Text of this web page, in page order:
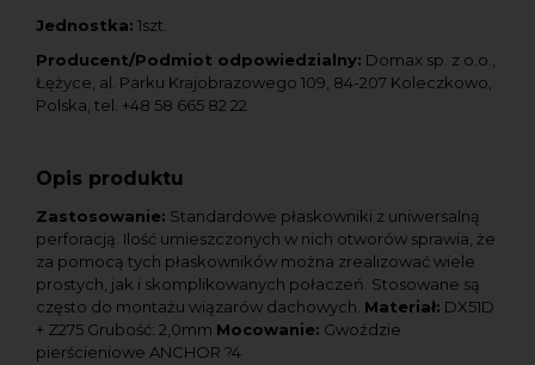
Jednostka: 1szt.
Producent/Podmiot odpowiedzialny: Domax sp. z o.o.,
Łężyce, al. Parku Krajobrazowego 109, 84-207 Koleczkowo,
Polska, tel. +48 58 665 82 22
Opis produktu
Zastosowanie: Standardowe płaskowniki z uniwersalną
perforacją. Ilość umieszczonych w nich otworów sprawia, że
za pomocą tych płaskowników można zrealizować wiele
prostych, jak i skomplikowanych połaczeń. Stosowane są
często do montażu wiązarów dachowych. Materiał: DX51D
+ Z275 Grubość: 2,0mm Mocowanie: Gwoździe
pierścieniowe ANCHOR ?4